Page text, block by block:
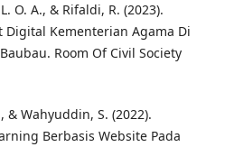
O. A., & Rifaldi, R. (2023).
Digital Kementerian Agama Di
Room Of Civil Society
& Wahyuddin, S. (2022).
Berbasis Website Pada